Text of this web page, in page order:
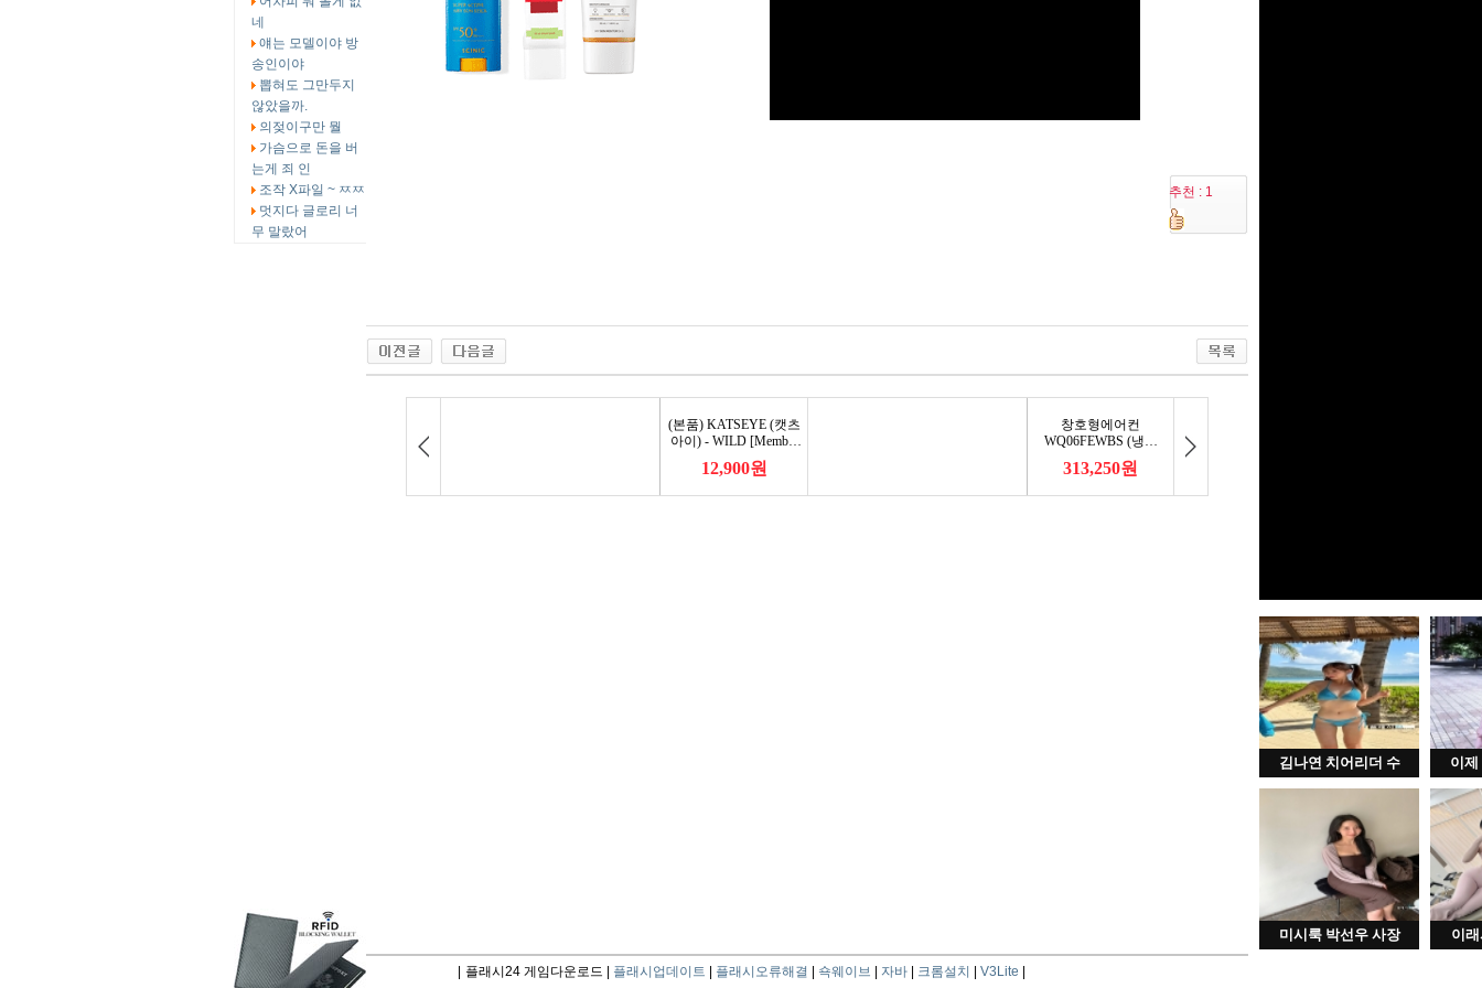
김나연 치어리더 수 이제
미시룩 박선우 사장 이
네
얘는 모델이야 방
송인이야
뽑혀도 그만두지
않았을까.
의젖이구만 뭘
가슴으로 돈을 버
는게 죄 인
조작 X파일 ~ ㅉㅉ
멋지다 글로리 너
무 말랐어
추천 : 1
플래시24 게임다운로드 | 플래시업데이트 플래시오류해결 쇽웨이브 자바| 크롬설치 V3Lite